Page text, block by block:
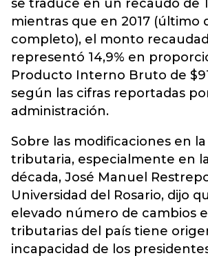
se traduce en un recaudo de
mientras que en 2017 (último
completo), el monto
representó 14,9% en
Producto Interno Bruto de
según las cifras reportadas
administración.
Sobre las modificaciones en
tributaria, especialmente en
década, José Manuel
Universidad del Rosario, dijo
elevado número de cambios
tributarias del país tiene
incapacidad de los